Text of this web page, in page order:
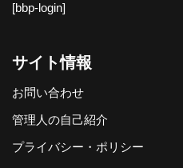
[bbp-login]
サイト情報
お問い合わせ
管理人の自己紹介
プライバシー・ポリシー